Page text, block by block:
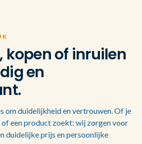
kopen of inruilen
en
om duidelijkheid en vertrouwen. Of je
een product zoekt: wij zorgen voor
duidelijke prijs en persoonlijke